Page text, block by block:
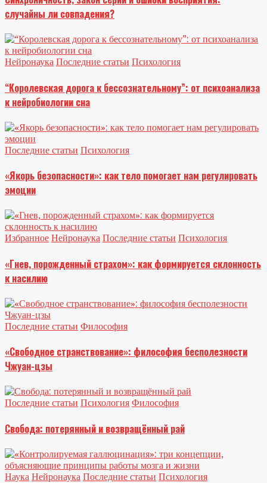
случайны ли совпадения?
Нейронаука Последние статьи Психология
“Королевская дорога к бессознательному”: от психоанализа
к нейробиологии сна
Последние статьи Психология
«Якорь безопасности»: как тело помогает нам регулировать
эмоции
Избранное Нейронаука Последние статьи Психология
«Гнев, порожденный страхом»: как формируется склонность
к насилию
Последние статьи Философия
«Свободное странствование»: философия бесполезности
Чжуан-цзы
Последние статьи Психология Философия
Свобода: потерянный и возвращённый рай
Наука Нейронаука Последние статьи Психология